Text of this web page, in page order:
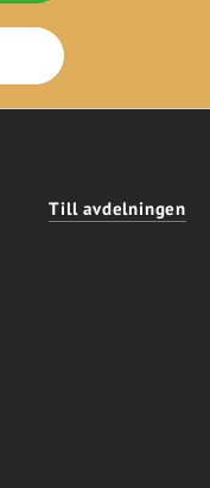
Till avdelningen